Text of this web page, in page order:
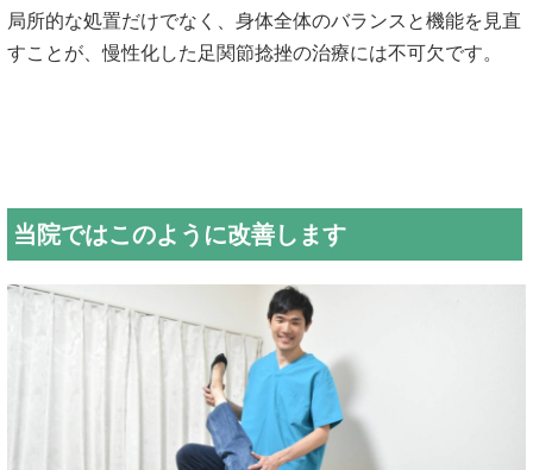
局所的な処置だけでなく、身体全体のバランスと機能を見直
すことが、慢性化した足関節捻挫の治療には不可欠です。
当院ではこのように改善します